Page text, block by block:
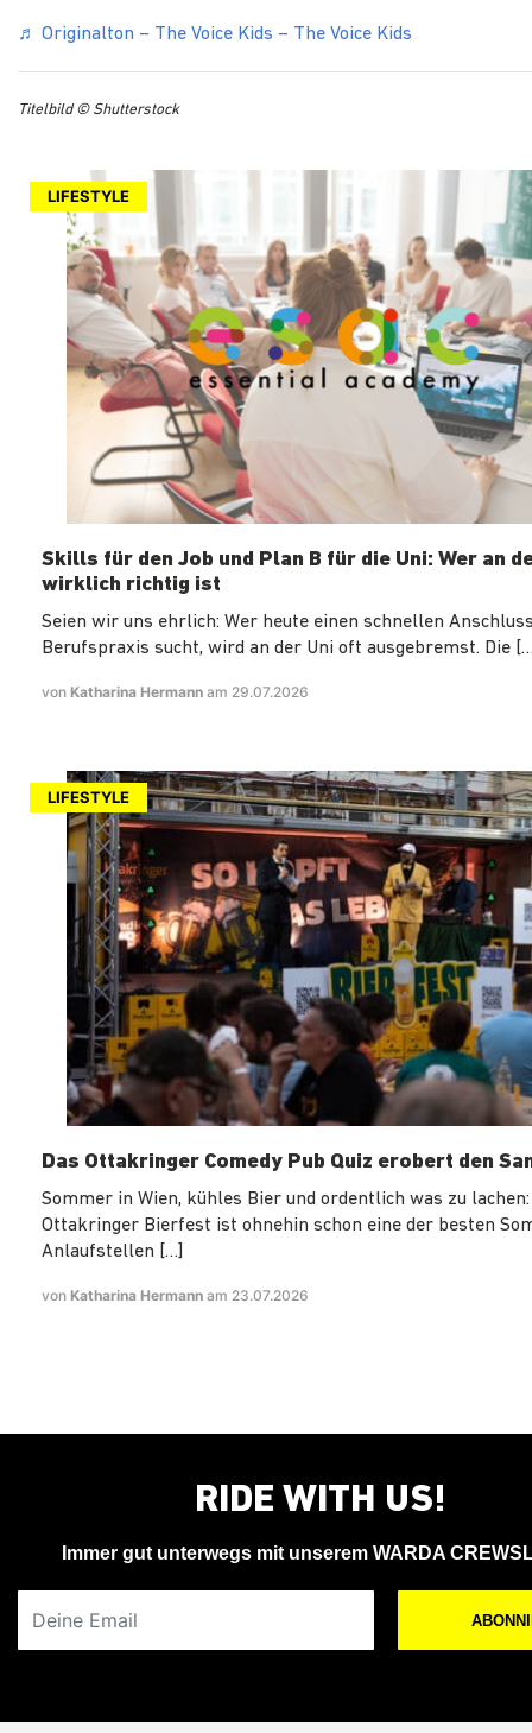
♬ Originalton – The Voice Kids – The Voice Kids
Titelbild © Shutterstock
LIFESTYLE
Skills für den Job und Plan B für die Uni: Wer an
wirklich richtig ist
Seien wir uns ehrlich: Wer heute einen schnellen
Berufspraxis sucht, wird an der Uni oft ausgebremst. Die
von Katharina Hermann am 29.07.2026
LIFESTYLE
Das Ottakringer Comedy Pub Quiz erobert den
Sommer in Wien, kühles Bier und ordentlich was zu lachen:
Ottakringer Bierfest ist ohnehin schon eine der besten
Anlaufstellen […]
von Katharina Hermann am 23.07.2026
RIDE WITH US!
Immer gut unterwegs mit unserem WARDA